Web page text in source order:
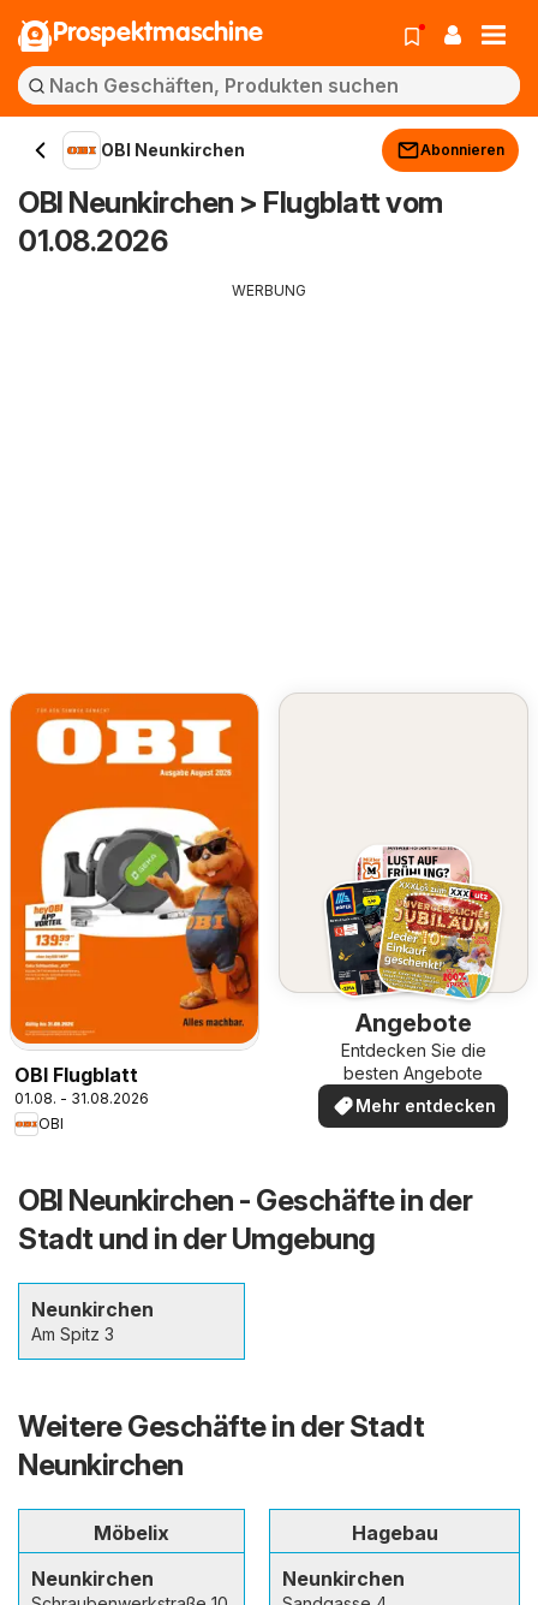
Prospektmaschine
OBI Neunkirchen Abonnieren
OBI Neunkirchen > Flugblatt vom
01.08.2026
WERBUNG
OBI Flugblatt
01.08. - 31.08.2026
OBI
Angebote
Entdecken Sie die
besten Angebote
Mehr entdecken
OBI Neunkirchen - Geschäfte in der
Stadt und in der Umgebung
Neunkirchen
Am Spitz 3
Weitere Geschäfte in der Stadt
Neunkirchen
Möbelix
Neunkirchen
Hagebau
Neunkirchen